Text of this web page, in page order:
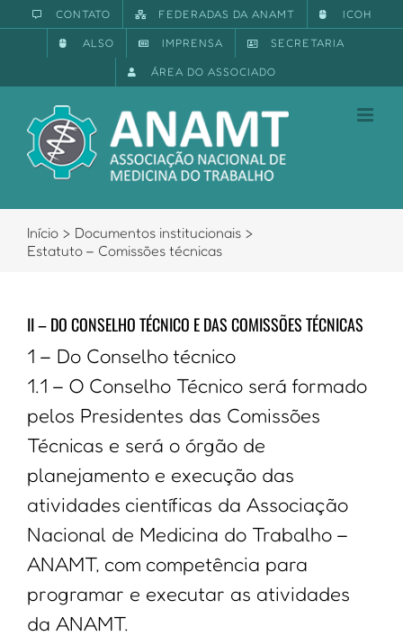
para
CONTATO FEDERADAS DA ANAMT ICOH
ALSO IMPRENSA SECRETARIA
ÁREA DO ASSOCIADO
Início
Documentos institucionais
Estatuto – Comissões técnicas
II – DO CONSELHO TÉCNICO E DAS COMISSÕES TÉCNICAS
1 – Do Conselho técnico
1.1 – O Conselho Técnico será formado
pelos Presidentes das Comissões
Técnicas e será o órgão de
planejamento e execução das
atividades científicas da Associação
Nacional de Medicina do Trabalho –
ANAMT, com competência para
programar e executar as atividades
da ANAMT.